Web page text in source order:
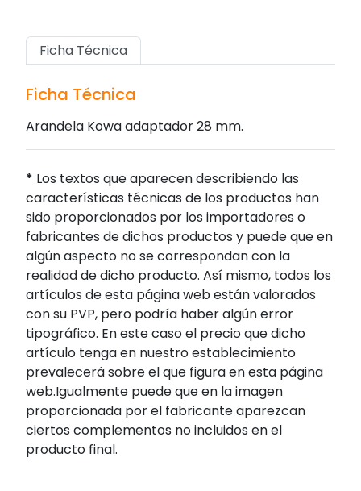
Ficha Técnica
Ficha Técnica
Arandela Kowa adaptador 28 mm.
* Los textos que aparecen describiendo las
características técnicas de los productos han
sido proporcionados por los importadores o
fabricantes de dichos productos y puede que en
algún aspecto no se correspondan con la
realidad de dicho producto. Así mismo, todos los
artículos de esta página web están valorados
con su PVP, pero podría haber algún error
tipográfico. En este caso el precio que dicho
artículo tenga en nuestro establecimiento
prevalecerá sobre el que figura en esta página
web.Igualmente puede que en la imagen
proporcionada por el fabricante aparezcan
ciertos complementos no incluidos en el
producto final.